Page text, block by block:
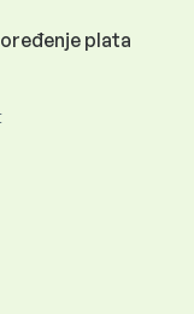
plata